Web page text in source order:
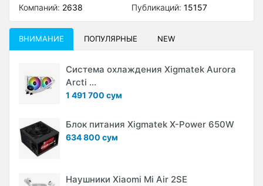
Компаний: 2638
Публикаций: 15157
ВНИМАНИЕ ПОПУЛЯРНЫЕ NEW
Система охлаждения Xigmatek Aurora
Arcti ...
1 491 700 сум
Блок питания Xigmatek X-Power 650W
634 800 сум
Наушники Xiaomi Mi Air 2SE